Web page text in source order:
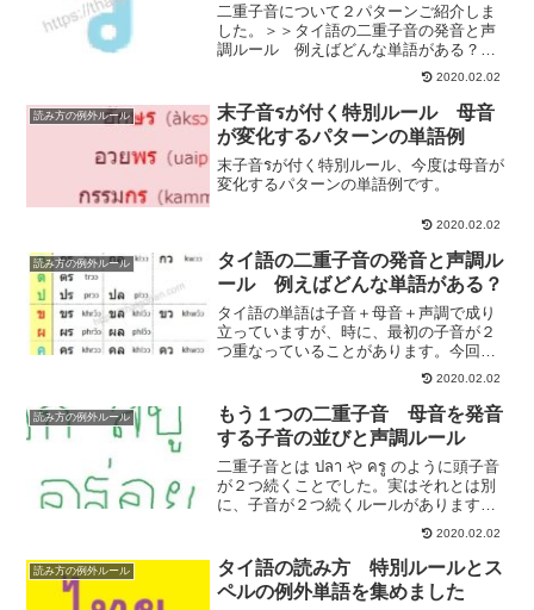
二重子音について２パターンご紹介しま
した。＞＞タイ語の二重子音の発音と声
調ルール 例えばどんな単語がある？＞
＞もう１つの二重子音 母音を発音する
子音の並びと声調ルールでも実は、まだ
まだ子音が重なる特別パターンがあるん
ですね。今回は、子音รが付く単語の読み
方４つの特別パターンです。
2020.02.02
読み方の例外ルール
末子音รが付く特別ルール 母音
が変化するパターンの単語例
末子音รが付く特別ルール、今度は母音が
変化するパターンの単語例です。
2020.02.02
読み方の例外ルール
タイ語の二重子音の発音と声調ル
ール 例えばどんな単語がある？
タイ語の単語は子音＋母音＋声調で成り
立っていますが、時に、最初の子音が２
つ重なっていることがあります。今回は
そんな二重子音について説明したいと思
います。二重子音はたくさんあるので、
まずこの基本の二重子音のルールを覚え
ていないと後から混乱してきます。
2020.02.02
読み方の例外ルール
もう１つの二重子音 母音を発音
する子音の並びと声調ルール
二重子音とは ปลา や ครู のように頭子音
が２つ続くことでした。実はそれとは別
に、子音が２つ続くルールがあります。
読み方も声調ルールも二重子音とはまた
違うので、混乱しないように見ていきま
しょう。
2020.02.02
読み方の例外ルール
タイ語の読み方 特別ルールとス
ペルの例外単語を集めました